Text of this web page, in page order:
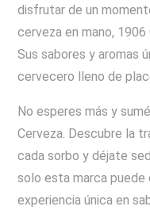
disfrutar de un
cerveza en mano,
Sus sabores y aromas
cervecero lleno de
No esperes más y
Cerveza. Descubre la
cada sorbo y déjate
solo esta marca puede
experiencia única en